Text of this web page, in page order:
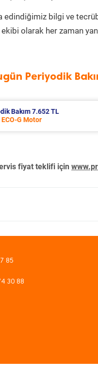
edindiğimiz bilgi ve
olarak her zaman
Periyodik
Periyodik Bakım 7.707 TL
1.4 Tdi Greentech Motor
fiyat teklifi için
85
30 88